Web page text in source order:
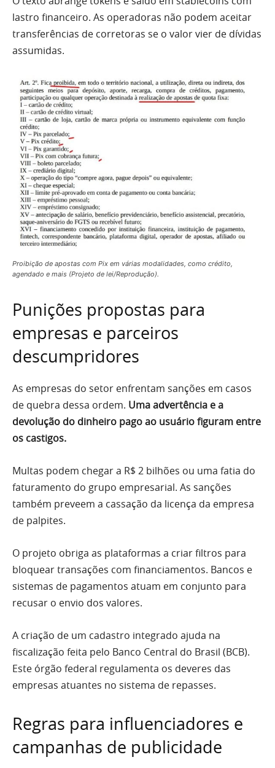
lastro financeiro. As operadoras não podem aceitar
transferências de corretoras se o valor vier de dívidas
assumidas.
Proibição de apostas com Pix em várias modalidades, como crédito,
agendado e mais (Projeto de lei/Reprodução).
Punições propostas para
empresas e parceiros
descumpridores
As empresas do setor enfrentam sanções em casos
de quebra dessa ordem. Uma advertência e a
devolução do dinheiro pago ao usuário figuram entre
os castigos.
Multas podem chegar a R$ 2 bilhões ou uma fatia do
faturamento do grupo empresarial. As sanções
também preveem a cassação da licença da empresa
de palpites.
O projeto obriga as plataformas a criar filtros para
bloquear transações com financiamentos. Bancos e
sistemas de pagamentos atuam em conjunto para
recusar o envio dos valores.
A criação de um cadastro integrado ajuda na
fiscalização feita pelo Banco Central do Brasil (BCB).
Este órgão federal regulamenta os deveres das
empresas atuantes no sistema de repasses.
Regras para influenciadores e
campanhas de publicidade